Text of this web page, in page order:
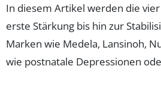
In diesem Artikel werden die
erste Stärkung bis hin zur
Marken wie Medela, Lansinoh,
wie postnatale Depressionen